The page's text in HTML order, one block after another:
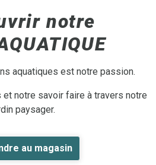
notre
aquatiques est notre passion.
et notre savoir faire à travers notre
paysager.
au magasin